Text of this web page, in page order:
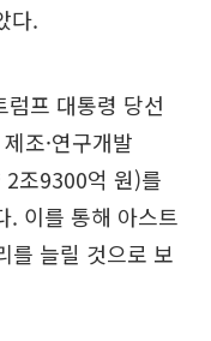
다.
프 대통령 당선
조·연구개발
조9300억 원)를
. 이를 통해 아스트
를 늘릴 것으로 보